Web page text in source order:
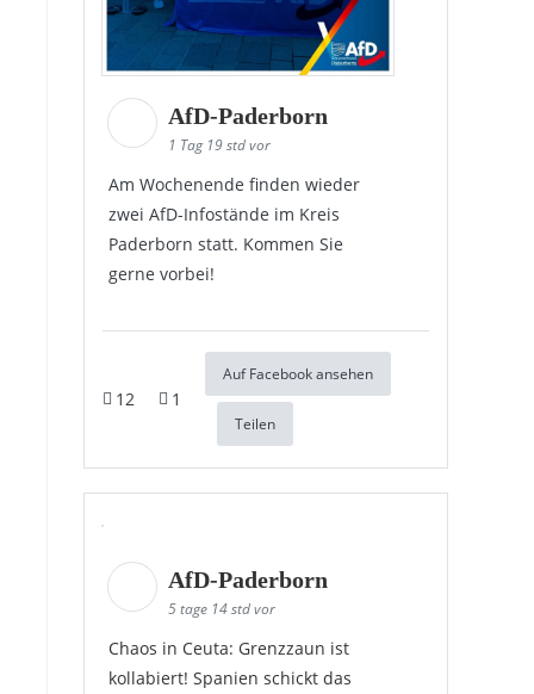
AfD-Paderborn
1 Tag 19 std vor
Am Wochenende finden wieder
zwei AfD-Infostände im Kreis
Paderborn statt. Kommen Sie
gerne vorbei!
12 1
Auf Facebook ansehen
Teilen
AfD-Paderborn
5 tage 14 std vor
Chaos in Ceuta: Grenzzaun ist
kollabiert! Spanien schickt das